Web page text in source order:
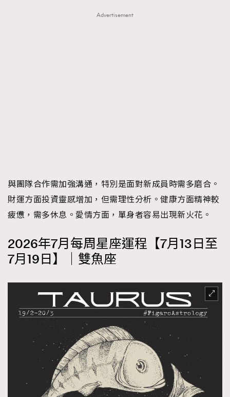
Advertisement
與團隊合作需加強溝通，特別是面對新成員時需多磨合。
財運方面投資靈感增加，但需理性分析。健康方面精神較
疲憊，需多休息。愛情方面，單身者容易出現新火花。
2026年7月每周星座運程【7月13日至
7月19日】｜雙魚座